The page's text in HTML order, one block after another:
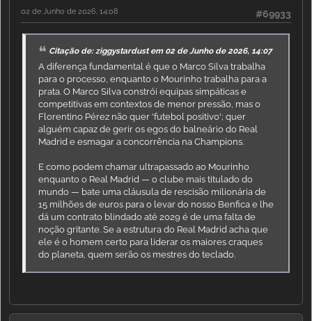
#69933
02 de Junho de 2026, 14:08
Citação de: ziggystardust em 02 de Junho de 2026, 14:07
A diferença fundamental é que o Marco Silva trabalha
para o processo, enquanto o Mourinho trabalha para a
prata. O Marco Silva constrói equipas simpáticas e
competitivas em contextos de menor pressão, mas o
Florentino Pérez não quer 'futebol positivo'; quer
alguém capaz de gerir os egos do balneário do Real
Madrid e esmagar a concorrência na Champions.
E como podem chamar ultrapassado ao Mourinho
enquanto o Real Madrid — o clube mais titulado do
mundo — bate uma cláusula de rescisão milionária de
15 milhões de euros para o levar do nosso Benfica e lhe
dá um contrato blindado até 2029 é de uma falta de
noção gritante. Se a estrutura do Real Madrid acha que
ele é o homem certo para liderar os maiores craques
do planeta, quem serão os mestres do teclado.